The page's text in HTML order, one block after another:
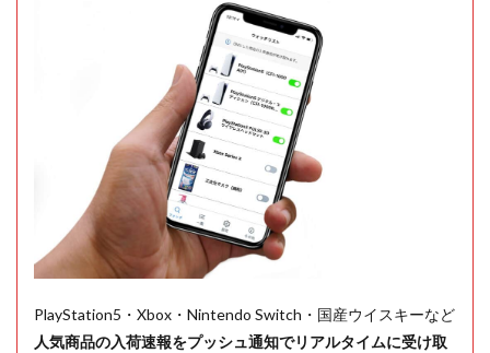
PlayStation5・Xbox・Nintendo Switch・国産ウイスキーなど
人気商品の入荷速報をプッシュ通知でリアルタイムに受け取